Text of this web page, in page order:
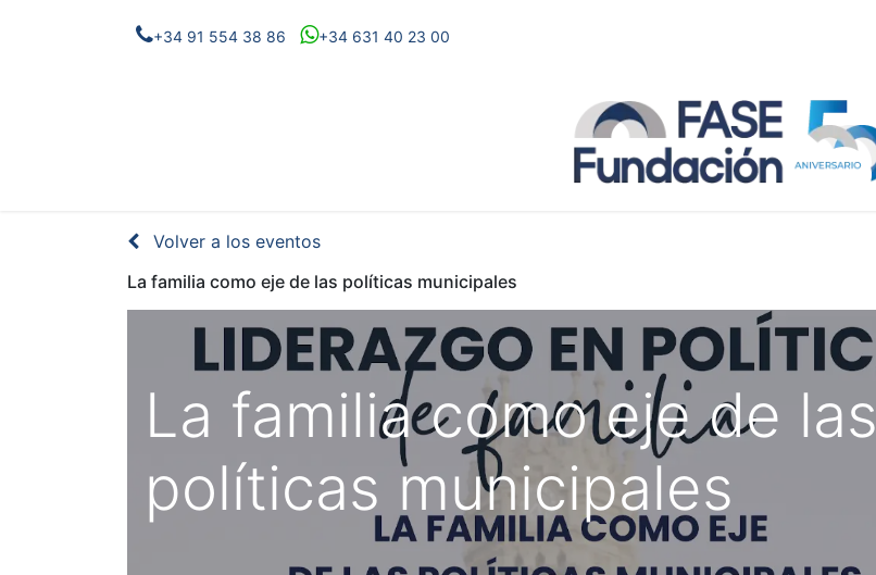
+34 91 554 38 86 +34 631 40 23 00
Colabora Cursos
Volver a los eventos
La familia como eje de las políticas municipales
La familia como eje de las
políticas municipales